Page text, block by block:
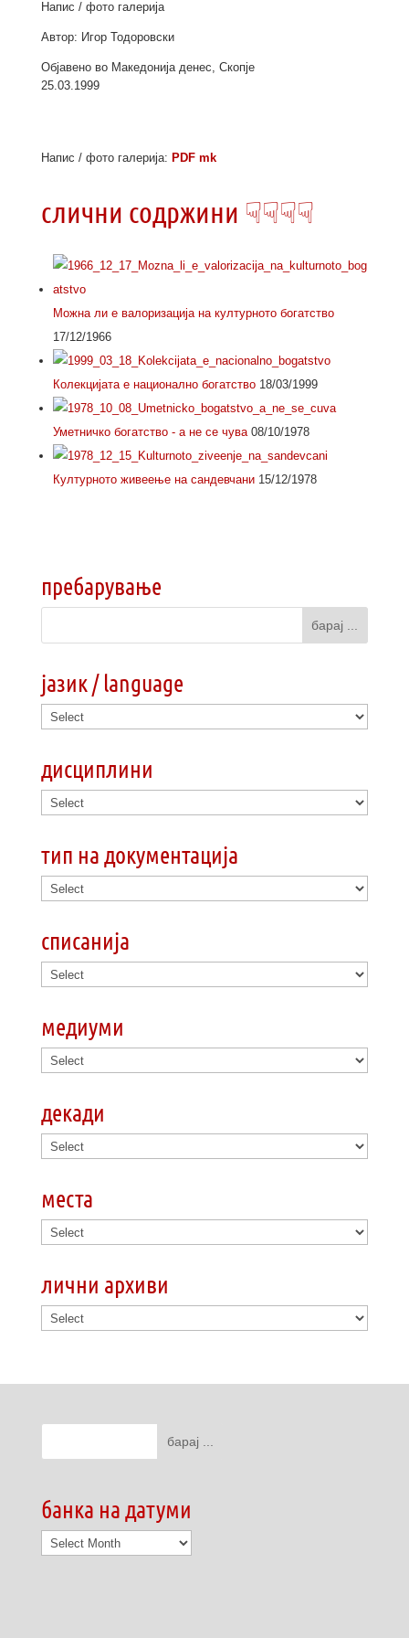
Напис / фото галерија
Автор: Игор Тодоровски
Објавено во Македонија денес, Скопје
25.03.1999
Напис / фото галерија: PDF mk
слични содржини ☟☟☟☟
Можна ли е валоризација на културното богатство
17/12/1966
Колекцијата е национално богатство18/03/1999
Уметничко богатство - а не се чува08/10/1978
Културното живеење на сандевчани15/12/1978
пребарување
јазик / language
дисциплини
тип на документација
списанија
медиуми
декади
места
лични архиви
банка на датуми
банка
на